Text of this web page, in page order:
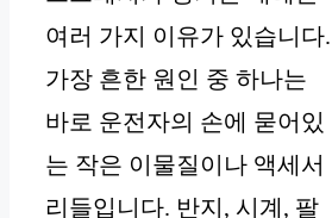
여러 가지 이유가 있습니다.
가장 흔한 원인 중 하나는
바로 운전자의 손에 묻어있
는 작은 이물질이나 액세서
리들입니다. 반지, 시계, 팔